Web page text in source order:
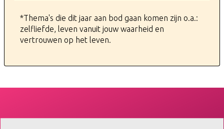
*Thema's die dit jaar aan bod gaan komen zijn o.a.:
zelfliefde, ​leven vanuit jouw waarheid en
vertrouwen op het leven.